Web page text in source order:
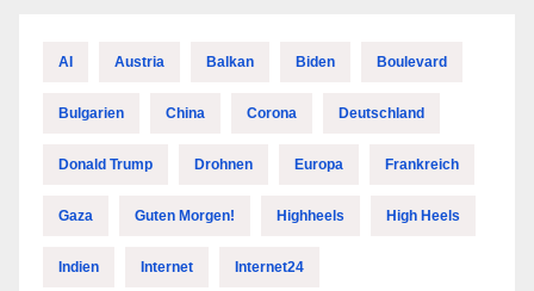
AI Austria Balkan Biden Boulevard
Bulgarien China Corona Deutschland
Donald Trump Drohnen Europa Frankreich
Gaza Guten Morgen! Highheels High Heels
Indien Internet Internet24